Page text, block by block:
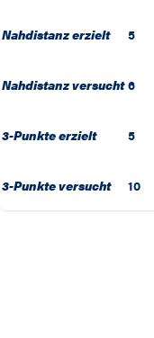
Nahdistanz erzielt 5
Nahdistanz versucht 6
3-Punkte erzielt 5
3-Punkte versucht 10